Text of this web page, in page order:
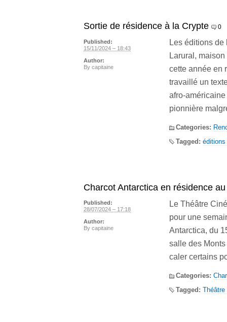
Sortie de résidence à la Crypte 0
Les éditions de
Larural,
cette année en
travaillé un
afro-
pionnière
Categories:
Tagged:
Published:
15/11/2024 – 18:43
Author:
By capitaine
Charcot Antarctica en résidence
Le Théâtre
pour une
Antarctica, du
salle des
caler certains
Categories:
Tagged: Théâtre
Published:
28/07/2024 – 17:18
Author:
By capitaine